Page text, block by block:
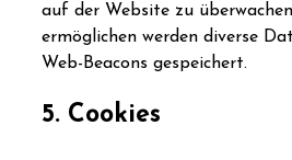
auf der Website zu
ermöglichen werden diverse
Web-Beacons gespeichert.
5. Cookies